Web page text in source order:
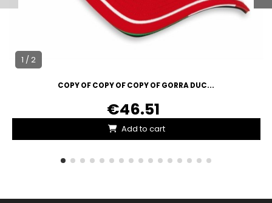
1 / 2
COPY OF COPY OF COPY OF GORRA DUC...
€46.51
Add to cart